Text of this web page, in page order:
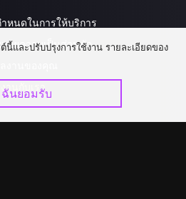
หนดในการให้บริการ
ายความเป็นส่วนตัว
งานกับเรา
นี้และปรับปรุงการใช้งาน รายละเอียดของ
ฉันยอมรับ